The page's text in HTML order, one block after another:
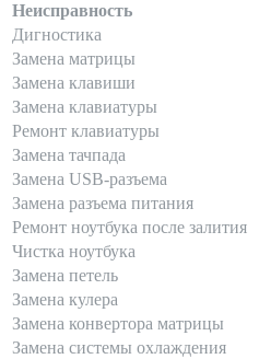
Неисправность
Дигностика
Замена матрицы
Замена клавиши
Замена клавиатуры
Ремонт клавиатуры
Замена тачпада
Замена USB-разъема
Замена разъема питания
Ремонт ноутбука после залития
Чистка ноутбука
Замена петель
Замена кулера
Замена конвертора матрицы
Замена системы охлаждения